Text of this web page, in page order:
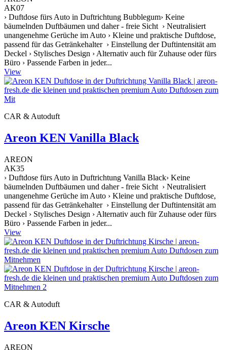
AK07
› Duftdose fürs Auto in Duftrichtung Bubblegum› Keine
bäumelnden Duftbäumen und daher - freie Sicht › Neutralisiert
unangenehme Gerüche im Auto › Kleine und praktische Duftdose,
passend für das Getränkehalter › Einstellung der Duftintensität am
Deckel › Stylisches Design › Alternativ auch für Zuhause oder fürs
Büro › Passende Farben in jeder...
View
CAR & Autoduft
Areon KEN Vanilla Black
AREON
AK35
› Duftdose fürs Auto in Duftrichtung Vanilla Black› Keine
bäumelnden Duftbäumen und daher - freie Sicht › Neutralisiert
unangenehme Gerüche im Auto › Kleine und praktische Duftdose,
passend für das Getränkehalter › Einstellung der Duftintensität am
Deckel › Stylisches Design › Alternativ auch für Zuhause oder fürs
Büro › Passende Farben in jeder...
View
CAR & Autoduft
Areon KEN Kirsche
AREON